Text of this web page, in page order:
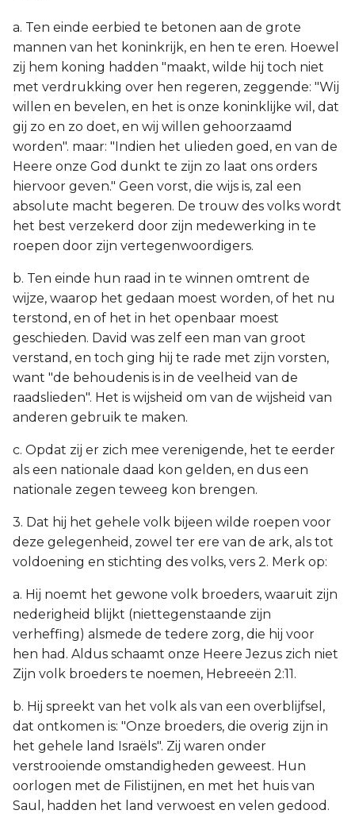
a. Ten einde eerbied te betonen aan de grote
mannen van het koninkrijk, en hen te eren. Hoewel
zij hem koning hadden "maakt, wilde hij toch niet
met verdrukking over hen regeren, zeggende: "Wij
willen en bevelen, en het is onze koninklijke wil, dat
gij zo en zo doet, en wij willen gehoorzaamd
worden". maar: "Indien het ulieden goed, en van de
Heere onze God dunkt te zijn zo laat ons orders
hiervoor geven." Geen vorst, die wijs is, zal een
absolute macht begeren. De trouw des volks wordt
het best verzekerd door zijn medewerking in te
roepen door zijn vertegenwoordigers.
b. Ten einde hun raad in te winnen omtrent de
wijze, waarop het gedaan moest worden, of het nu
terstond, en of het in het openbaar moest
geschieden. David was zelf een man van groot
verstand, en toch ging hij te rade met zijn vorsten,
want "de behoudenis is in de veelheid van de
raadslieden". Het is wijsheid om van de wijsheid van
anderen gebruik te maken.
c. Opdat zij er zich mee verenigende, het te eerder
als een nationale daad kon gelden, en dus een
nationale zegen teweeg kon brengen.
3. Dat hij het gehele volk bijeen wilde roepen voor
deze gelegenheid, zowel ter ere van de ark, als tot
voldoening en stichting des volks, vers 2. Merk op:
a. Hij noemt het gewone volk broeders, waaruit zijn
nederigheid blijkt (niettegenstaande zijn
verheffing) alsmede de tedere zorg, die hij voor
hen had. Aldus schaamt onze Heere Jezus zich niet
Zijn volk broeders te noemen, Hebreeën 2:11.
b. Hij spreekt van het volk als van een overblijfsel,
dat ontkomen is: "Onze broeders, die overig zijn in
het gehele land Israëls". Zij waren onder
verstrooiende omstandigheden geweest. Hun
oorlogen met de Filistijnen, en met het huis van
Saul, hadden het land verwoest en velen gedood.